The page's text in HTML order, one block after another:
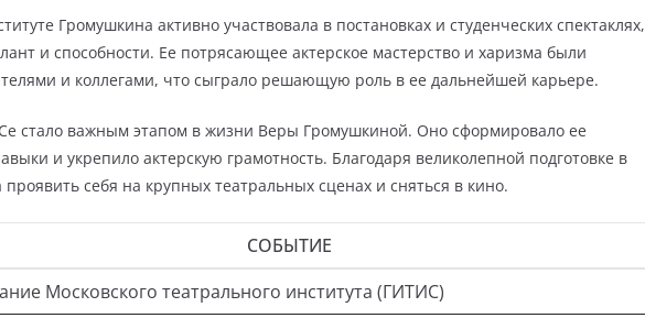
Громушкина активно участвовала в постановках и студенческих спектаклях,
и способности. Ее потрясающее актерское мастерство и харизма были
и коллегами, что сыграло решающую роль в ее дальнейшей карьере.
стало важным этапом в жизни Веры Громушкиной. Оно сформировало ее
и укрепило актерскую грамотность. Благодаря великолепной подготовке в
проявить себя на крупных театральных сценах и сняться в кино.
СОБЫТИЕ
Московского театрального института (ГИТИС)